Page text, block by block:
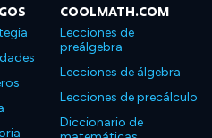
COOLMATH.COM
Lecciones de
preálgebra
Lecciones de álgebra
Lecciones de precálculo
Diccionario de